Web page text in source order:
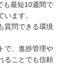
も最短10週間で
ます。
質問できる環境
で、進捗管理や
ることでも信頼